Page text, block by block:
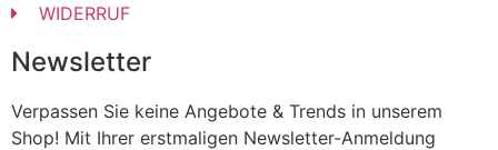
WIDERRUF
Newsletter
Verpassen Sie keine Angebote & Trends in unserem
Shop! Mit Ihrer erstmaligen Newsletter-Anmeldung